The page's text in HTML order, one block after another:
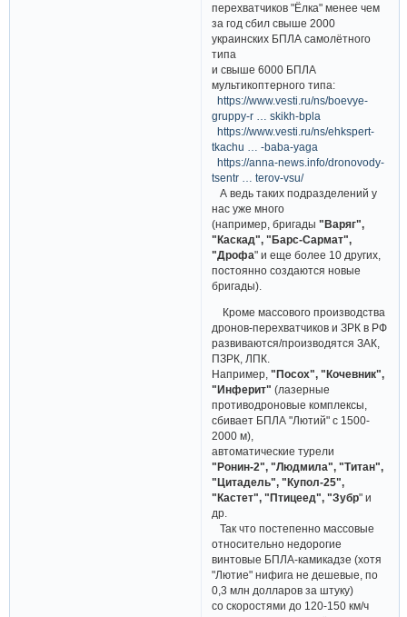
перехватчиков "Ёлка" менее чем
за год сбил свыше 2000
украинских БПЛА самолётного
типа
и свыше 6000 БПЛА
мультикоптерного типа:
https://www.vesti.ru/ns/boevye-
gruppy-r … skikh-bpla
https://www.vesti.ru/ns/ehkspert-
tkachu … -baba-yaga
https://anna-news.info/dronovody-
tsentr … terov-vsu/
А ведь таких подразделений у
нас уже много
(например, бригады "Варяг",
"Каскад", "Барс-Сармат",
"Дрофа" и еще более 10 других,
постоянно создаются новые
бригады).
Кроме массового производства
дронов-перехватчиков и ЗРК в РФ
развиваются/производятся ЗАК,
ПЗРК, ЛПК.
Например,"Посох", "Кочевник",
"Инферит" (лазерные
противодроновые комплексы,
сбивает БПЛА "Лютий" с 1500-
2000 м),
автоматические турели
"Ронин-2", "Людмила", "Титан",
"Цитадель", "Купол-25",
"Кастет", "Птицеед", "Зубр" и
др.
Так что постепенно массовые
относительно недорогие
винтовые БПЛА-камикадзе (хотя
"Лютие" нифига не дешевые, по
0,3 млн долларов за штуку)
со скоростями до 120-150 км/ч